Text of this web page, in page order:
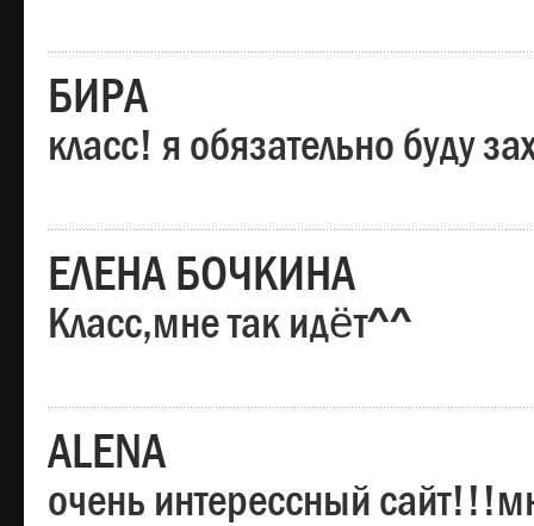
БИРА
класс! я обязательно буду
ЕЛЕНА БОЧКИНА
Класс,мне так идёт^^
ALENA
очень интерессный